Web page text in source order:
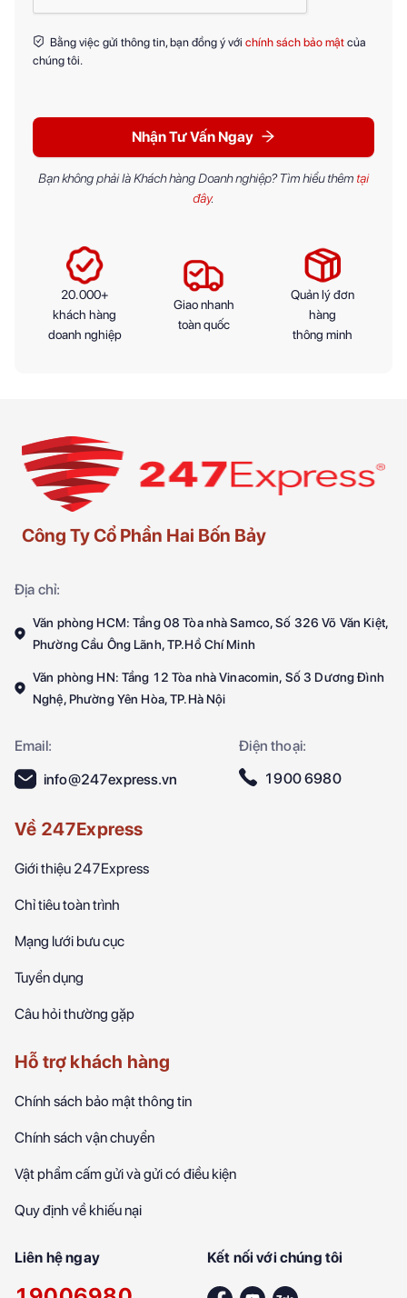
Bằng việc gửi thông tin, bạn đồng ý với chính sách bảo mật của
chúng tôi.
Nhận Tư Vấn Ngay
Bạn không phải là Khách hàng Doanh nghiệp? Tìm hiểu thêm tại
đây.
20.000+
khách hàng
doanh nghiệp
Giao nhanh
toàn quốc
Quản lý đơn
hàng
thông minh
Công Ty Cổ Phần Hai Bốn Bảy
Địa chỉ:
Văn phòng HCM: Tầng 08 Tòa nhà Samco, Số 326 Võ Văn Kiệt,
Phường Cầu Ông Lãnh, TP.Hồ Chí Minh
Văn phòng HN: Tầng 12 Tòa nhà Vinacomin, Số 3 Dương Đình
Nghệ, Phường Yên Hòa, TP.Hà Nội
Email:
Điện thoại:
info@247express.vn
1900 6980
Về 247Express
Giới thiệu 247Express
Chỉ tiêu toàn trình
Mạng lưới bưu cục
Tuyển dụng
Câu hỏi thường gặp
Hỗ trợ khách hàng
Chính sách bảo mật thông tin
Chính sách vận chuyển
Vật phẩm cấm gửi và gửi có điều kiện
Quy định về khiếu nại
Liên hệ ngay Kết nối với chúng tôi